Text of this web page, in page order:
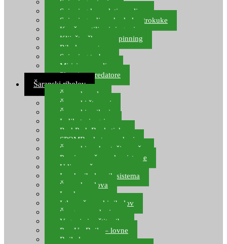
Spinning setovi
Spinning kompleti varalica
Spinning udice, dvokuke, trokuke
Kopče, vrtilice i ringovi
Kliješta, škare za spinning
Ribolov pastrve
Spinning torbe
Mirisi za varalice
Plovci za predatore
Šaranski ribolov
Šaranske role
Šaranski štapovi
Šaranski najloni
Indikatori ugriza
Rod Pod, Banksticks
SPOMB rakete, markeri
Šaranski podmetači, mreže
Pernice za šaranske sisteme
Udice za šarana, amura
Izrada ribolovnih sistema
Šaranska olova
Leadcore
Igle za šaranski ribolov
Špage, upredenice
Vaganje i zaštita ribe
Pop Up Boile – lovne
Boile lovne